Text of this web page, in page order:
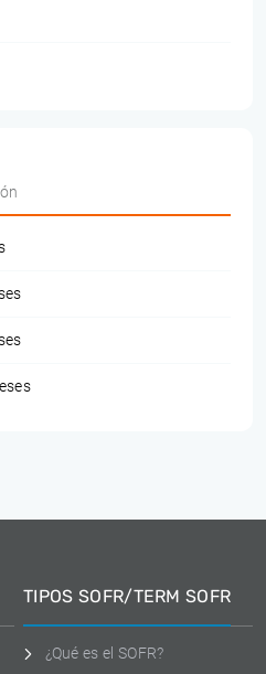
TIPOS SOFR/TERM SOFR
¿Qué es el SOFR?